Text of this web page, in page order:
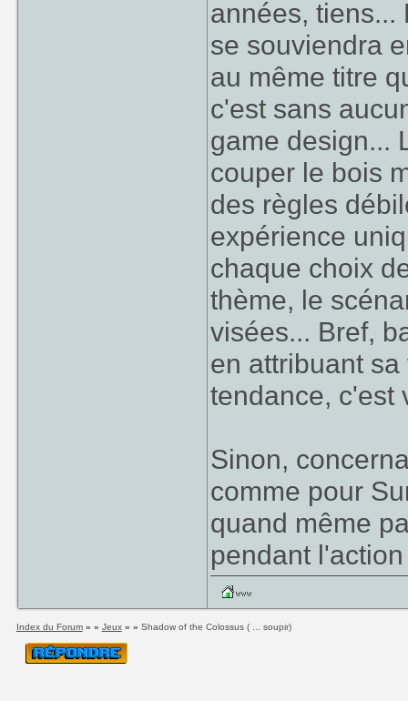
années, tiens...
se souviendra
au même titre
c'est sans
game design...
couper le bois
des règles
expérience
chaque choix
thème, le
visées... Bref,
en attribuant
tendance, c'est
Sinon,
comme pour
quand même
pendant
Index du Forum» » Jeux» » Shadow of the Colossus ( ... soupir)